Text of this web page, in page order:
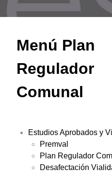
Menú Plan
Regulador
Comunal
Estudios Aprobados y
Premval
Plan Regulador
Desafectación